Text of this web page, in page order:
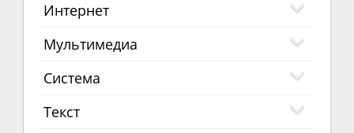
Интернет
Мультимедиа
Система
Текст